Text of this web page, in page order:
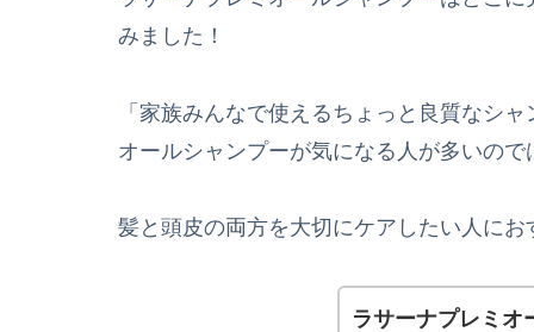
みました！
「家族みんなで使えるちょっと良質なシ
オールシャンプーが気になる人が多いの
髪と頭皮の両方を大切にケアしたい人にお
ラサーナプレミオ